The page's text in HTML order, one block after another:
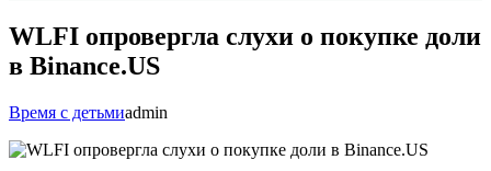
WLFI опровергла слухи о покупке доли
в Binance.US
Время с детьмиadmin